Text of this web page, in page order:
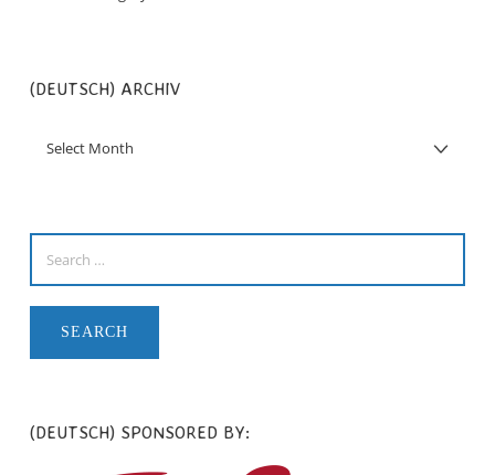
(DEUTSCH) ARCHIV
(DEUTSCH) SPONSORED BY: